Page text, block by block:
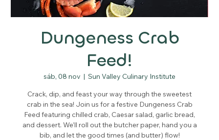
Dungeness Crab
Feed!
sáb, 08 nov
  |
Sun Valley Culinary Institute
Crack, dip, and feast your way through the sweetest
crab in the sea! Join us for a festive Dungeness Crab
Feed featuring chilled crab, Caesar salad, garlic bread,
and dessert. We’ll roll out the butcher paper, hand you a
bib, and let the good times (and butter) flow!